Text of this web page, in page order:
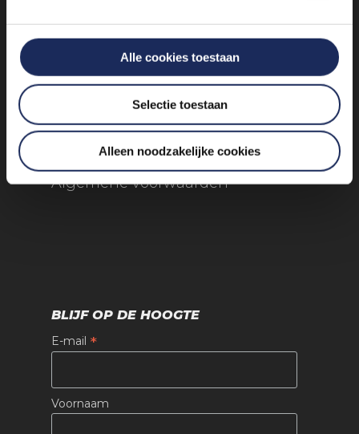
Alle cookies toestaan
Selectie toestaan
Alleen noodzakelijke cookies
Eemnes
Algemene voorwaarden
BLIJF OP DE HOOGTE
E-mail *
Voornaam